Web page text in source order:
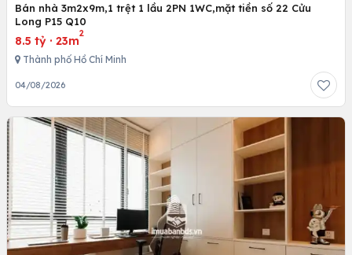
Bán nhà 3m2x9m,1 trệt 1 lầu 2PN 1WC,mặt tiền số 22 Cửu
Long P15 Q10
8.5 tỷ · 23m
2
Thành phố Hồ Chí Minh
04/08/2026